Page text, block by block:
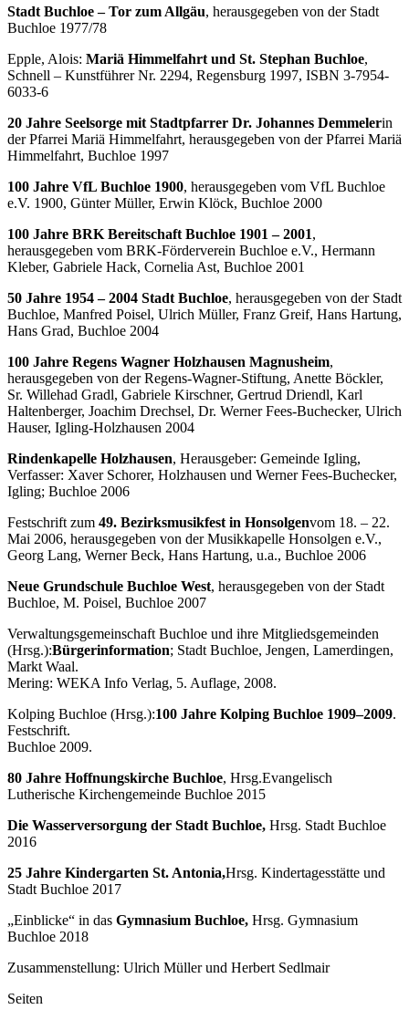
Stadt Buchloe – Tor zum Allgäu, herausgegeben von der Stadt
Buchloe 1977/78
Epple, Alois: Mariä Himmelfahrt und St. Stephan Buchloe,
Schnell – Kunstführer Nr. 2294, Regensburg 1997, ISBN 3-7954-
6033-6
20 Jahre Seelsorge mit Stadtpfarrer Dr. Johannes Demmelerin
der Pfarrei Mariä Himmelfahrt, herausgegeben von der Pfarrei Mariä
Himmelfahrt, Buchloe 1997
100 Jahre VfL Buchloe 1900, herausgegeben vom VfL Buchloe
e.V. 1900, Günter Müller, Erwin Klöck, Buchloe 2000
100 Jahre BRK Bereitschaft Buchloe 1901 – 2001,
herausgegeben vom BRK-Förderverein Buchloe e.V., Hermann
Kleber, Gabriele Hack, Cornelia Ast, Buchloe 2001
50 Jahre 1954 – 2004 Stadt Buchloe, herausgegeben von der Stadt
Buchloe, Manfred Poisel, Ulrich Müller, Franz Greif, Hans Hartung,
Hans Grad, Buchloe 2004
100 Jahre Regens Wagner Holzhausen Magnusheim,
herausgegeben von der Regens-Wagner-Stiftung, Anette Böckler,
Sr. Willehad Gradl, Gabriele Kirschner, Gertrud Driendl, Karl
Haltenberger, Joachim Drechsel, Dr. Werner Fees-Buchecker, Ulrich
Hauser, Igling-Holzhausen 2004
Rindenkapelle Holzhausen, Herausgeber: Gemeinde Igling,
Verfasser: Xaver Schorer, Holzhausen und Werner Fees-Buchecker,
Igling; Buchloe 2006
Festschrift zum 49. Bezirksmusikfest in Honsolgenvom 18. – 22.
Mai 2006, herausgegeben von der Musikkapelle Honsolgen e.V.,
Georg Lang, Werner Beck, Hans Hartung, u.a., Buchloe 2006
Neue Grundschule Buchloe West, herausgegeben von der Stadt
Buchloe, M. Poisel, Buchloe 2007
Verwaltungsgemeinschaft Buchloe und ihre Mitgliedsgemeinden
(Hrsg.):Bürgerinformation; Stadt Buchloe, Jengen, Lamerdingen,
Markt Waal.
Mering: WEKA Info Verlag, 5. Auflage, 2008.
Kolping Buchloe (Hrsg.):100 Jahre Kolping Buchloe 1909–2009.
Festschrift.
Buchloe 2009.
80 Jahre Hoffnungskirche Buchloe, Hrsg.Evangelisch
Lutherische Kirchengemeinde Buchloe 2015
Die Wasserversorgung der Stadt Buchloe, Hrsg. Stadt Buchloe
2016
25 Jahre Kindergarten St. Antonia,Hrsg. Kindertagesstätte und
Stadt Buchloe 2017
„Einblicke“ in das Gymnasium Buchloe, Hrsg. Gymnasium
Buchloe 2018
Zusammenstellung: Ulrich Müller und Herbert Sedlmair
Seiten